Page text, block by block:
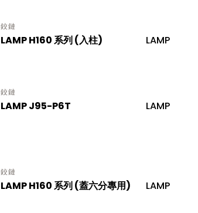
鉸鏈
LAMP H160 系列 (入柱) LAMP
鉸鏈
LAMP J95-P6T LAMP
鉸鏈
LAMP H160 系列 (蓋六分專用) LAMP